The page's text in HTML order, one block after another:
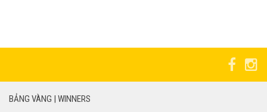
BẢNG VÀNG | WINNERS